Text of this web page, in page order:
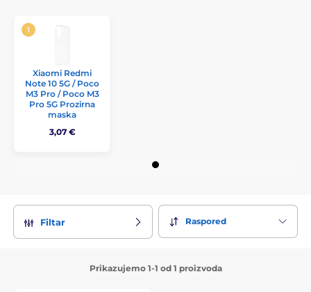
Xiaomi Redmi
Note 10 5G / Poco
M3 Pro / Poco M3
Pro 5G Prozirna
maska
3,07 €
Filtar Raspored
Prikazujemo 1-1 od 1 proizvoda